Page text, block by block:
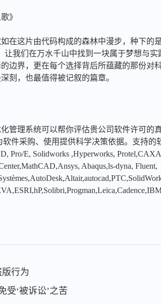
》
在这片由代码构成的森林中漫步，种下的
让我们在万水千山中找到一块属于梦想与
边界，更在每个选择背后所蕴藏的那份对
刻，也最值得被记叙的篇章。
管理系统可以帮你评估贵公司软件许可的
件采购、使用提供科学决策依据。支持的
Pro/E, Solidworks ,Hyperworks,
Abaqus,ls-dyna, Fluent,
版行为
受‘被诉讼’之苦